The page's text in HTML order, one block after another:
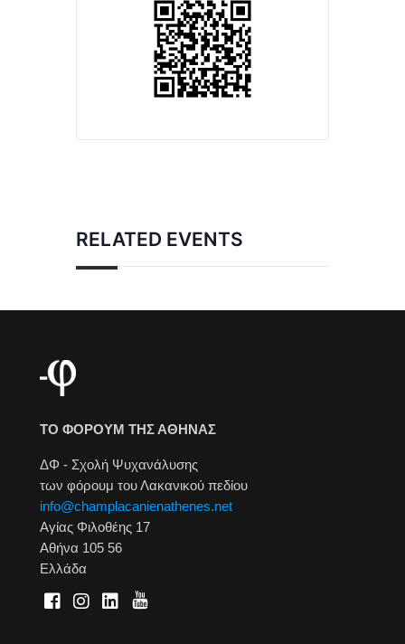
RELATED EVENTS
ΤΟ ΦΟΡΟΥΜ ΤΗΣ ΑΘΗΝΑΣ
ΔΦ - Σχολή Ψυχανάλυσης
των φόρουμ του Λακανικού πεδίου
info@champlacanienathenes.net
Αγίας Φιλοθέης 17
Αθήνα 105 56
Ελλάδα